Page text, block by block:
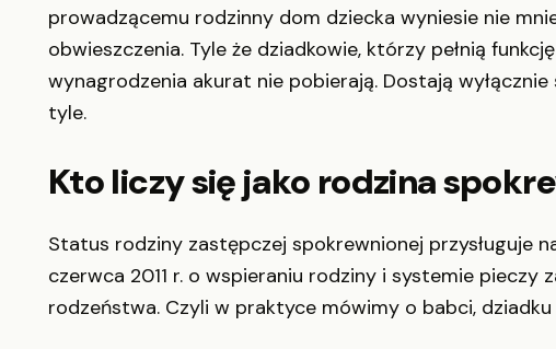
prowadzącemu rodzinny dom dziecka wyniesie nie
obwieszczenia. Tyle że dziadkowie, którzy pełnią
wynagrodzenia akurat nie pobierają. Dostają
tyle.
Kto liczy się jako rodzina
Status rodziny zastępczej spokrewnionej przysługuje
czerwca 2011 r. o wspieraniu rodziny i systemie
rodzeństwa. Czyli w praktyce mówimy o babci,